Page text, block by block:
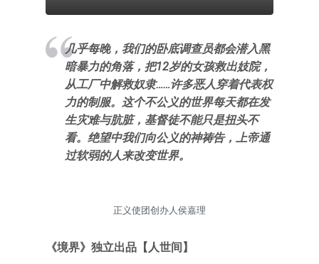
几乎每晚，我们的卧底调查员都会潜入黑
暗暴力的角落，把12岁的女孩救出妓院，
从工厂中解救奴隶……许多恶人穿着代表权
力的制服。这个不公义的世界每天都在发
生灾难与肮脏，基督徒不能只是扭头不
看。绝望中我们向公义的神祷告，上帝通
过软弱的人来改变世界。
正义使团创办人侯嘉理
《境界》独立出品 【 人世间】